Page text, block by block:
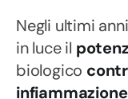
Negli ultimi
in luce il
biologico